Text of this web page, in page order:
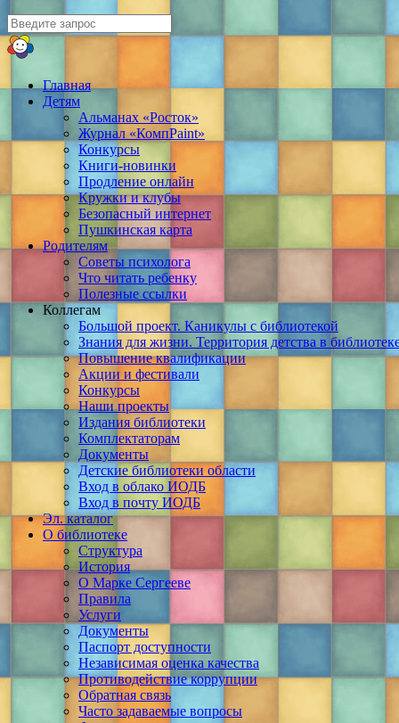
Главная
Детям
Альманах «Росток»
Журнал «КомпPaint»
Конкурсы
Книги-новинки
Продление онлайн
Кружки и клубы
Безопасный интернет
Пушкинская карта
Родителям
Советы психолога
Что читать ребенку
Полезные ссылки
Коллегам
Большой проект. Каникулы с библиотекой
Знания для жизни. Территория детства в
Повышение квалификации
Акции и фестивали
Конкурсы
Наши проекты
Издания библиотеки
Комплектаторам
Документы
Детские библиотеки области
Вход в облако ИОДБ
Вход в почту ИОДБ
Эл. каталог
О библиотеке
Структура
История
О Марке Сергееве
Правила
Услуги
Документы
Паспорт доступности
Независимая оценка качества
Противодействие коррупции
Обратная связь
Часто задаваемые вопросы